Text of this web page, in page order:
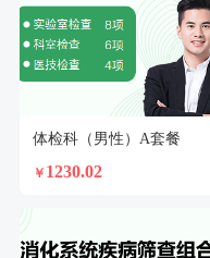
体检科（男性）A套餐
￥ 1230.02